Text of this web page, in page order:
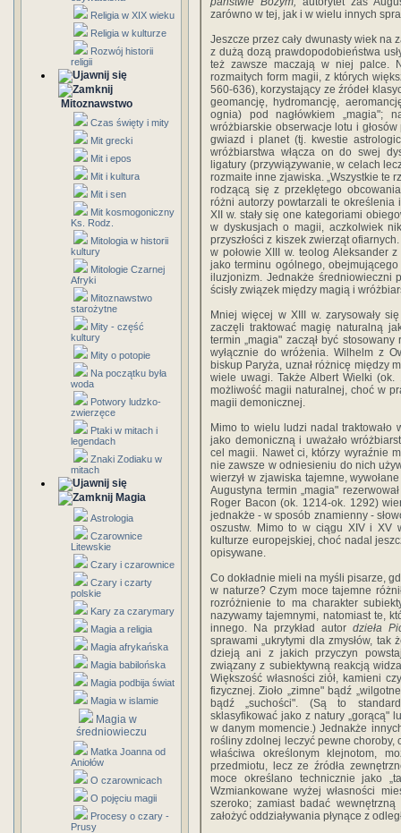
Religia w XIX wieku
Religia w kulturze
Rozwój historii
religii
Mitoznawstwo
Czas święty i mity
Mit grecki
Mit i epos
Mit i kultura
Mit i sen
Mit kosmogoniczny
Ks. Rodz.
Mitologia w historii
kultury
Mitologie Czarnej
Afryki
Mitoznawstwo
starożytne
Mity - część
kultury
Mity o potopie
Na początku była
woda
Potwory ludzko-
zwierzęce
Ptaki w mitach i
legendach
Znaki Zodiaku w
mitach
Magia
Astrologia
Czarownice
Litewskie
Czary i czarownice
Czary i czarty
polskie
Kary za czarymary
Magia a religia
Magia afrykańska
Magia babilońska
Magia podbija świat
Magia w islamie
Magia w
średniowieczu
Matka Joanna od
Aniołów
O czarownicach
O pojęciu magii
Procesy o czary -
Prusy
zarówno w tej, jak i w wielu innych
Jeszcze przez cały dwunasty wiek na
z dużą dozą prawdopodobieństwa
też zawsze maczają w niej palce.
rozmaitych form magii, z których
560-636), korzystający ze źródeł
geomancję, hydromancję,
ognia) pod nagłówkiem „magia";
wróżbiarskie obserwacje lotu i
gwiazd i planet (tj. kwestie
wróżbiarstwa włącza on do swej
ligatury (przywiązywanie, w celach
rozmaite inne zjawiska. „Wszystkie te
rodzącą się z przeklętego
różni autorzy powtarzali te
XII w. stały się one kategoriami
w dyskusjach o magii, aczkolwiek
przyszłości z kiszek zwierząt
w połowie XIII w. teolog Aleksander
jako terminu ogólnego,
iluzjonizm. Jednakże średniowieczni
ścisły związek między magią i
Mniej więcej w XIII w. zarysowały
zaczęli traktować magię naturalną
termin „magia" zaczął być
wyłącznie do wróżenia. Wilhelm z
biskup Paryża, uznał różnicę między
wiele uwagi. Także Albert Wielki (ok.
możliwość magii naturalnej, choć w
magii demonicznej.
Mimo to wielu ludzi nadal traktowało
jako demoniczną i uważało
cel magii. Nawet ci, którzy wyraźnie
nie zawsze w odniesieniu do nich
wierzył w zjawiska tajemne,
Augustyna termin „magia"
Roger Bacon (ok. 1214-ok. 1292)
jednakże - w sposób znamienny -
oszustw. Mimo to w ciągu XIV i XV
kulturze europejskiej, choć nadal
opisywane.
Co dokładnie mieli na myśli pisarze,
w naturze? Czym moce tajemne
rozróżnienie to ma charakter
nazywamy tajemnymi, natomiast te,
innego. Na przykład autordzieła
sprawami „ukrytymi dla zmysłów,
dzieją ani z jakich przyczyn
związany z subiektywną reakcją
Większość własności ziół, kamieni
fizycznej. Zioło „zimne" bądź
bądź „suchości". (Są to
sklasyfikować jako z natury „gorącą"
w danym momencie.) Jednakże
rośliny zdolnej leczyć pewne choroby,
właściwa określonym klejnotom,
przedmiotu, lecz ze źródła
moce określano technicznie jako
Wzmiankowane wyżej własności
szeroko; zamiast badać
założyć oddziaływania płynące z